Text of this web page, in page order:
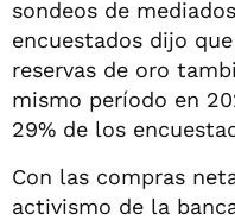
sondeos de
encuestados dijo
reservas de oro
mismo período en
29% de los
Con las compras
activismo de la